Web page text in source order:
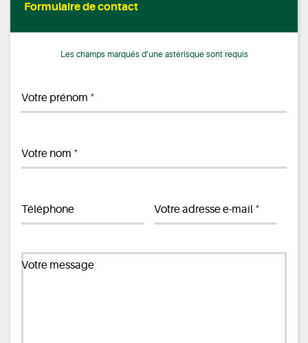
Formulaire de contact
Les champs marqués d’une astérisque sont requis
Votre prénom *
Votre nom *
Téléphone Votre adresse e-mail *
Votre message